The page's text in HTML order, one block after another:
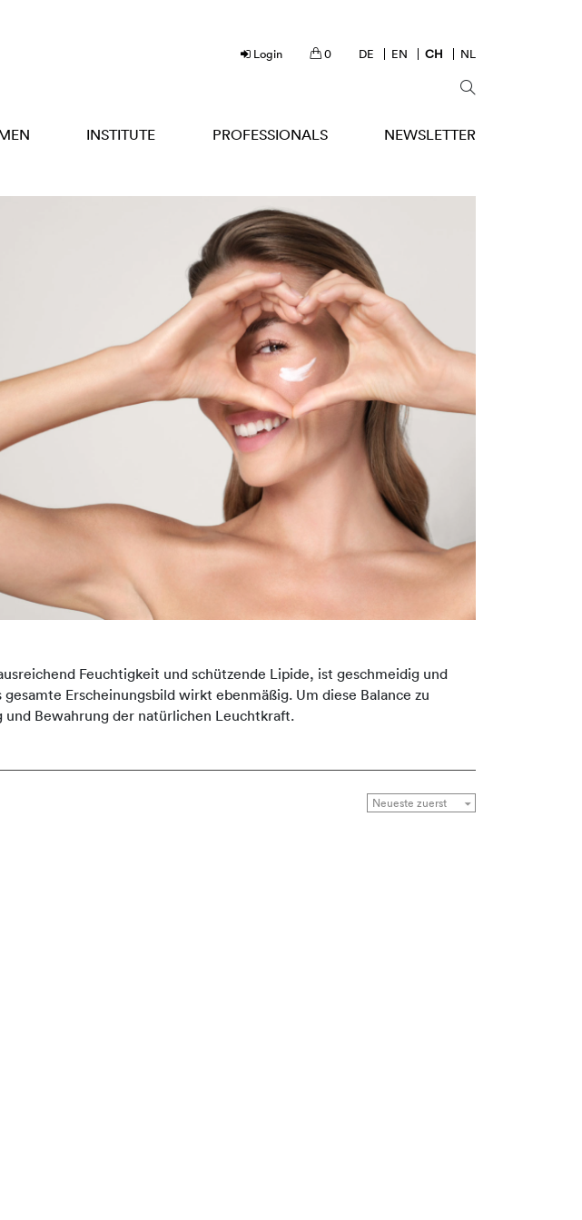
Login 0 DE EN CH NL
INSTITUTE PROFESSIONALS NEWSLETTER
Feuchtigkeit und schützende Lipide, ist geschmeidig und
Erscheinungsbild wirkt ebenmäßig. Um diese Balance zu
und Bewahrung der natürlichen Leuchtkraft.